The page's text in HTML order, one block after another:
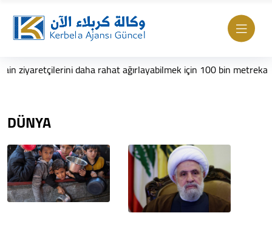
daha rahat ağırlayabilmek için 100 bin metrekarelik ek
DÜNYA